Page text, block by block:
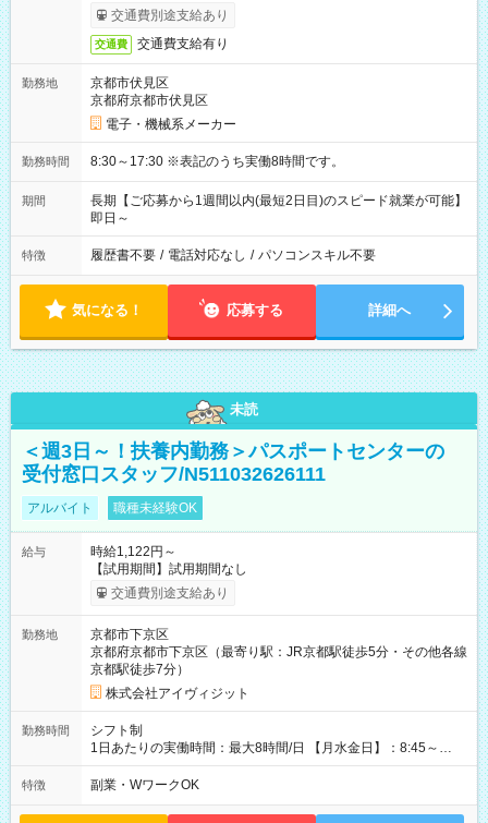
交通費別途支給あり
交通費 交通費支給有り
勤務地
京都市伏見区
京都府京都市伏見区
電子・機械系メーカー
勤務時間 8:30～17:30 ※表記のうち実働8時間です。
期間
長期【ご応募から1週間以内(最短2日目)のスピード就業が可能】
即日～
特徴 履歴書不要 / 電話対応なし / パソコンスキル不要
気になる！ 応募する 詳細へ
未読
＜週3日～！扶養内勤務＞パスポートセンターの
受付窓口スタッフ/N511032626111
アルバイト 職種未経験OK
給与
時給1,122円～
【試用期間】試用期間なし
交通費別途支給あり
勤務地
京都市下京区
京都府京都市下京区（最寄り駅：JR京都駅徒歩5分・その他各線
京都駅徒歩7分）
株式会社アイヴィジット
勤務時間
シフト制
1日あたりの実働時間：最大8時間/日 【月水金日】：8:45～
16:30 【火木】：8:45～19:00 週3日～OK、シフト制 ※扶養内
勤務OK ※月1回～2回程度、日曜日出勤をお願いします。 ※時間
ん。
特徴 副業・WワークOK